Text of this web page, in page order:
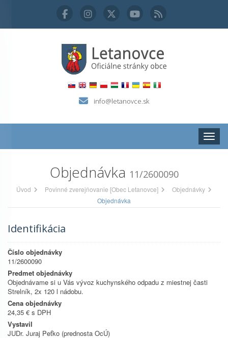
info@letanovce.sk
Objednávka 11/2600090
Úvod Povinné zverejňovanie [Obec Letanovce]
Objednávky
Objednávka
Identifikácia
Číslo objednávky
11/2600090
Predmet objednávky
Objednávame si u Vás vývoz kuchynského odpadu z miestnej časti
Strelník, 2x 120 l nádobu.
Cena objednávky
24,35 € s DPH
Vystavil
JUDr. Juraj Peťko (prednosta OcÚ)